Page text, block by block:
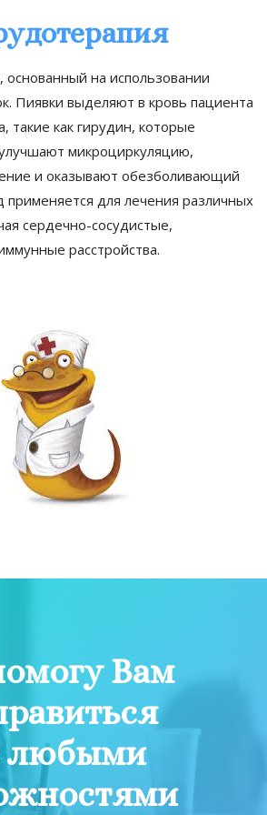
на использовании
Пиявки выделяют в кровь пациента
такие как гирудин, которые
микроциркуляцию,
и оказывают обезболивающий
применяется для лечения различных
сердечно-сосудистые,
расстройства.
Вам
любыми